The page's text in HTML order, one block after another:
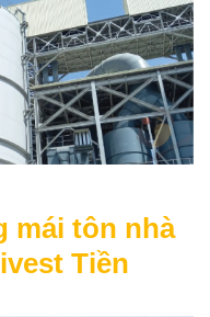
mái tôn nhà
Tiền